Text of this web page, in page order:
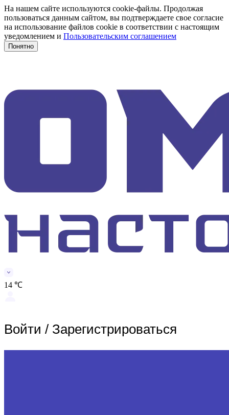
На нашем сайте используются cookie-файлы. Продолжая
пользоваться данным сайтом, вы подтверждаете свое согласие
на использование файлов cookie в соответствии с настоящим
уведомлением и Пользовательским соглашением
Понятно
14 ℃
Войти / Зарегистрироваться